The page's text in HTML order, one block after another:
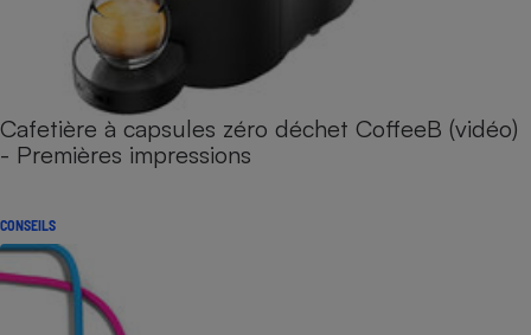
Cafetière à capsules zéro déchet CoffeeB (vidéo)
- Premières impressions
CONSEILS